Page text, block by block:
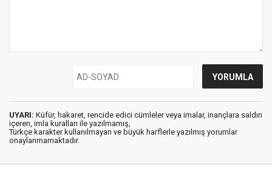
UYARI: Küfür, hakaret, rencide edici cümleler veya imalar, inançlara saldırı
içeren, imla kuralları ile yazılmamış,
Türkçe karakter kullanılmayan ve büyük harflerle yazılmış yorumlar
onaylanmamaktadır.